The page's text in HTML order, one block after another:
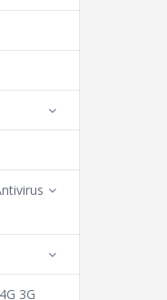
3G